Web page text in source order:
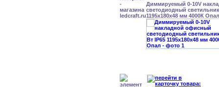
Диммируемый 0-10V
светодиодный
1195x180x48 мм 4000К Опал